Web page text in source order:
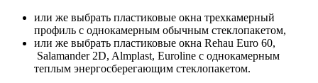
или же выбрать пластиковые окна трехкамерный
профиль с однокамерным обычным стеклопакетом,
или же выбрать пластиковые окна Rehau Euro 60,
Salamander 2D, Almplast, Euroline с однокамерным
теплым энергосберегающим стеклопакетом.